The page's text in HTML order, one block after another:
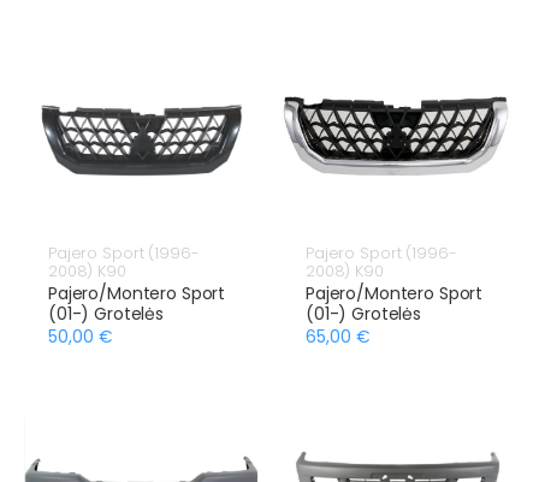
Pajero Sport (1996-
2008) K90
Pajero/Montero Sport
(01-) Grotelės
50,00 €
Pajero Sport (1996-
2008) K90
Pajero/Montero Sport
(01-) Grotelės
65,00 €